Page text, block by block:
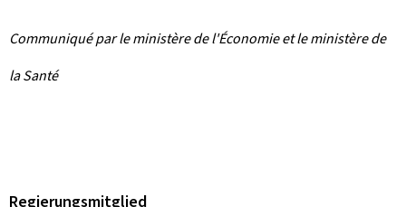
Communiqué par le ministère de l'Économie et le ministère de
la Santé
Regierungsmitglied